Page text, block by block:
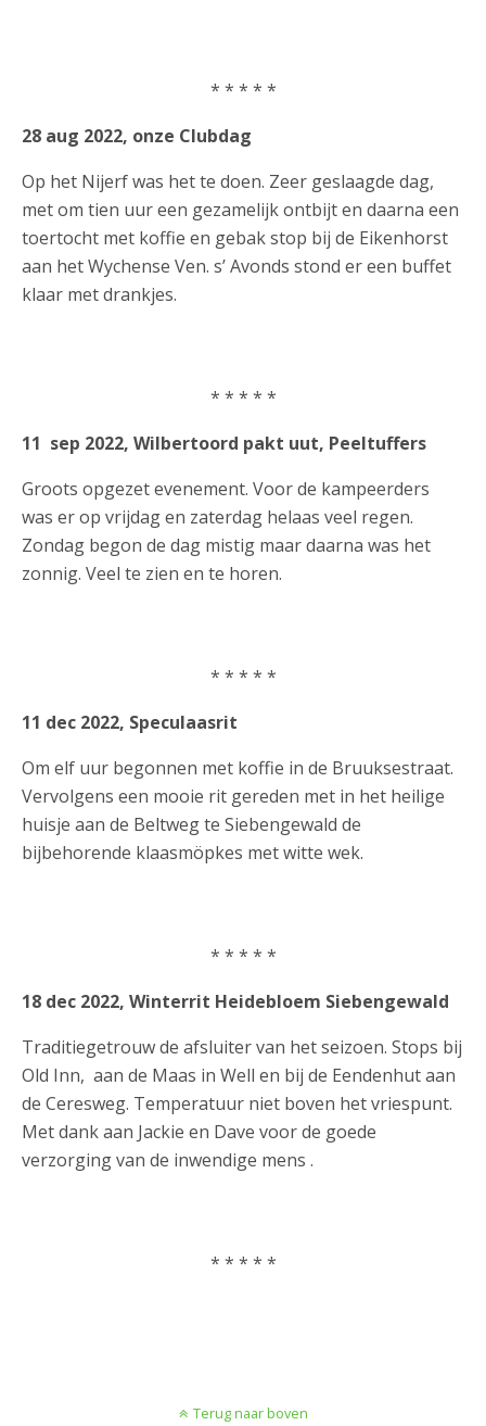
* * * * *
28 aug 2022, onze Clubdag
Op het Nijerf was het te doen. Zeer geslaagde dag,
met om tien uur een gezamelijk ontbijt en daarna een
toertocht met koffie en gebak stop bij de Eikenhorst
aan het Wychense Ven. s’ Avonds stond er een buffet
klaar met drankjes.
* * * * *
11 sep 2022, Wilbertoord pakt uut, Peeltuffers
Groots opgezet evenement. Voor de kampeerders
was er op vrijdag en zaterdag helaas veel regen.
Zondag begon de dag mistig maar daarna was het
zonnig. Veel te zien en te horen.
* * * * *
11 dec 2022, Speculaasrit
Om elf uur begonnen met koffie in de Bruuksestraat.
Vervolgens een mooie rit gereden met in het heilige
huisje aan de Beltweg te Siebengewald de
bijbehorende klaasmöpkes met witte wek.
* * * * *
18 dec 2022, Winterrit Heidebloem Siebengewald
Traditiegetrouw de afsluiter van het seizoen. Stops bij
Old Inn, aan de Maas in Well en bij de Eendenhut aan
de Ceresweg. Temperatuur niet boven het vriespunt.
Met dank aan Jackie en Dave voor de goede
verzorging van de inwendige mens .
* * * * *
Terug naar boven